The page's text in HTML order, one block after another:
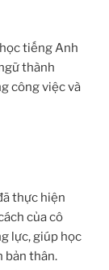
tiếng Anh
thành
công việc và
thực hiện
của cô
lực, giúp học
bản thân.